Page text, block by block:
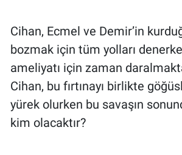
Cihan, Ecmel ve Demir’in
bozmak için tüm yolları
ameliyatı için zaman
Cihan, bu fırtınayı birlikte
yürek olurken bu savaşın
kim olacaktır?